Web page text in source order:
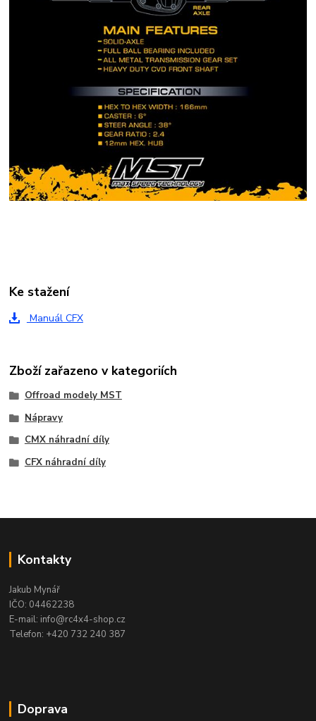
Ke stažení
Manuál CFX
Zboží zařazeno v kategoriích
Offroad modely MST
Nápravy
CMX náhradní díly
CFX náhradní díly
Kontakty
Jakub Mynář
IČO: 04462238
E-mail: info@rc4x4-shop.cz
Telefon: +420 732 240 387
Doprava